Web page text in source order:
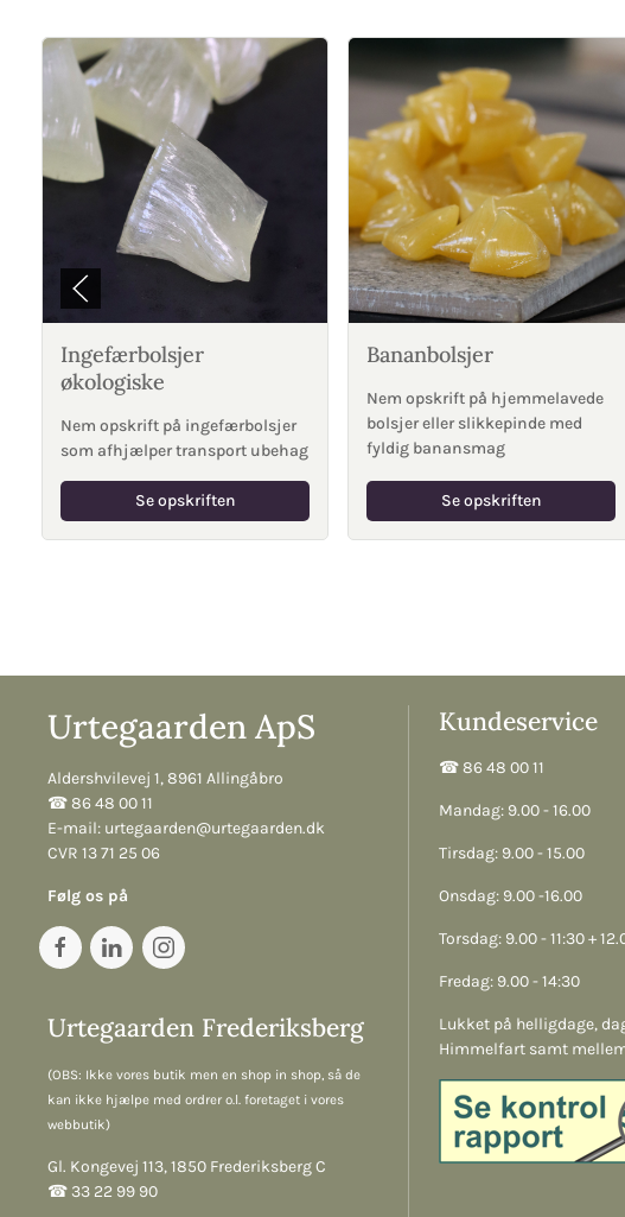
Ingefærbolsjer
økologiske
Nem opskrift på ingefærbolsjer
som afhjælper transport ubehag
Se opskriften
Bananbolsjer
Nem opskrift på hjemmelavede
bolsjer eller slikkepinde med
fyldig banansmag
Se opskriften
Urtegaarden ApS
Aldershvilevej 1, 8961 Allingåbro
☎︎ 86 48 00 11
E-mail: urtegaarden@urtegaarden.dk
CVR 13 71 25 06
Følg os på
Urtegaarden Frederiksberg
(OBS: Ikke vores butik men en shop in shop, så de
kan ikke hjælpe med ordrer o.l. foretaget i vores
webbutik)
Gl. Kongevej 113, 1850 Frederiksberg C
☎︎ 33 22 99 90
Kundeservice
☎︎ 86 48 00 11
Mandag: 9.00 - 16.00
Tirsdag: 9.00 - 15.00
Onsdag: 9.00 -16.00
Torsdag: 9.00 - 11:30 +
Fredag: 9.00 - 14:30
Lukket på helligdage,
Himmelfart samt